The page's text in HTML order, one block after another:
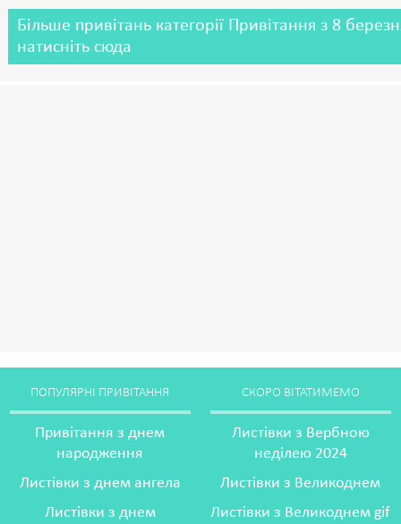
Більше привітань категорії Привітання з 8
натисніть сюда
ПОПУЛЯРНІ ПРИВІТАННЯ
Привітання з днем
народження
Листівки з днем ангела
Листівки з днем
СКОРО ВІТАТИМЕМО
Листівки з Вербною
неділею 2024
Листівки з Великоднем
Листівки з Великоднем gif